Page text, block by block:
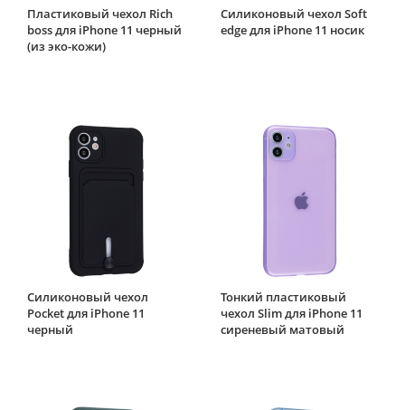
Пластиковый чехол Rich
boss для iPhone 11 черный
(из эко-кожи)
Силиконовый чехол Soft
edge для iPhone 11 носик
Силиконовый чехол
Pocket для iPhone 11
черный
Тонкий пластиковый
чехол Slim для iPhone 11
сиреневый матовый